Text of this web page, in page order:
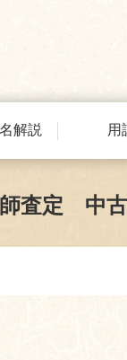
解説 用
査定 中